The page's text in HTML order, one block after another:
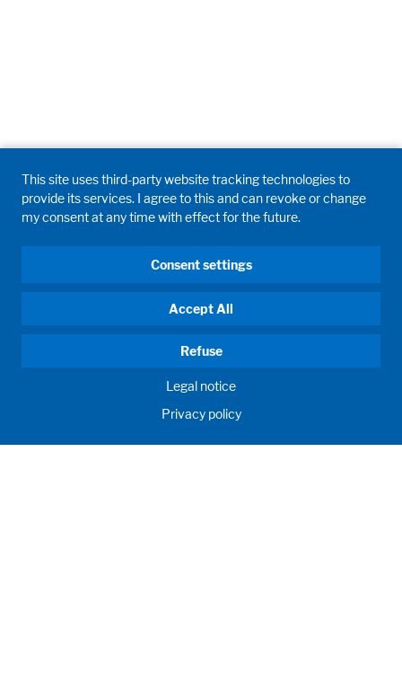
This site uses third-party website tracking technologies to
provide its services. I agree to this and can revoke or change
my consent at any time with effect for the future.
Consent settings
Accept All
Refuse
Legal notice
Privacy policy